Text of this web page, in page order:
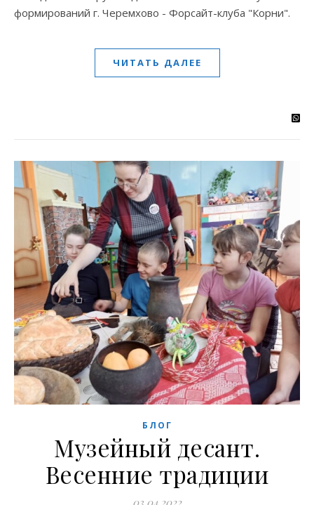
формирований г. Черемхово - Форсайт-клуба "Корни".
ЧИТАТЬ ДАЛЕЕ
БЛОГ
Музейный десант.
Весенние традиции
03.04.2022